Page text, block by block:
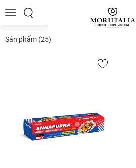
Toggle
Sản phẩm (25)